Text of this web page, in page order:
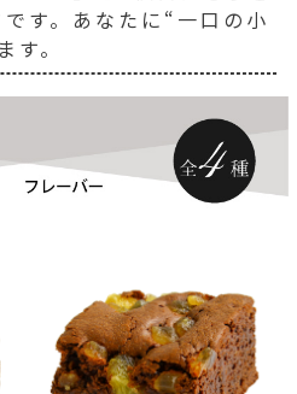
す。あなたに“一口の小
。